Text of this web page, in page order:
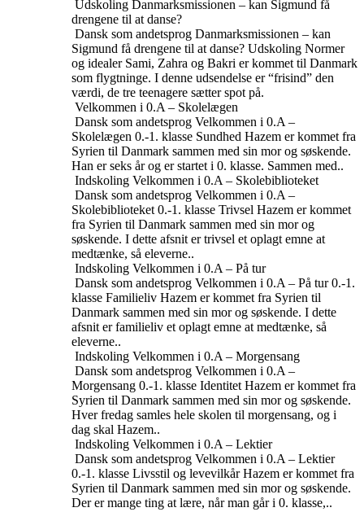
Udskoling Danmarksmissionen – kan Sigmund få
drengene til at danse?
Dansk som andetsprog Danmarksmissionen – kan
Sigmund få drengene til at danse? Udskoling Normer
og idealer Sami, Zahra og Bakri er kommet til Danmark
som flygtninge. I denne udsendelse er “frisind” den
værdi, de tre teenagere sætter spot på.
Velkommen i 0.A – Skolelægen
Dansk som andetsprog Velkommen i 0.A –
Skolelægen 0.-1. klasse Sundhed Hazem er kommet fra
Syrien til Danmark sammen med sin mor og søskende.
Han er seks år og er startet i 0. klasse. Sammen med..
Indskoling Velkommen i 0.A – Skolebiblioteket
Dansk som andetsprog Velkommen i 0.A –
Skolebiblioteket 0.-1. klasse Trivsel Hazem er kommet
fra Syrien til Danmark sammen med sin mor og
søskende. I dette afsnit er trivsel et oplagt emne at
medtænke, så eleverne..
Indskoling Velkommen i 0.A – På tur
Dansk som andetsprog Velkommen i 0.A – På tur 0.-1.
klasse Familieliv Hazem er kommet fra Syrien til
Danmark sammen med sin mor og søskende. I dette
afsnit er familieliv et oplagt emne at medtænke, så
eleverne..
Indskoling Velkommen i 0.A – Morgensang
Dansk som andetsprog Velkommen i 0.A –
Morgensang 0.-1. klasse Identitet Hazem er kommet fra
Syrien til Danmark sammen med sin mor og søskende.
Hver fredag samles hele skolen til morgensang, og i
dag skal Hazem..
Indskoling Velkommen i 0.A – Lektier
Dansk som andetsprog Velkommen i 0.A – Lektier
0.-1. klasse Livsstil og levevilkår Hazem er kommet fra
Syrien til Danmark sammen med sin mor og søskende.
Der er mange ting at lære, når man går i 0. klasse,..